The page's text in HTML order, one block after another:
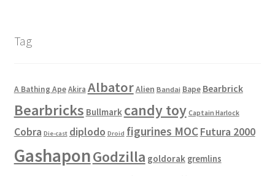
Tag
A Bathing Ape Akira AlbatorAlien Bandai Bape Bearbrick
Bearbricks Bullmark candy toy Captain Harlock
Cobra Die-cast diplodo Droid figurines MOCFutura 2000
GashaponGodzilla goldorak gremlins